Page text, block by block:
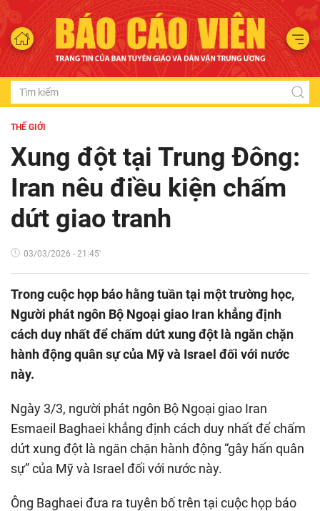
THẾ GIỚI
Xung đột tại Trung Đông:
Iran nêu điều kiện chấm
dứt giao tranh
03/03/2026 - 21:45'
Trong cuộc họp báo hằng tuần tại một trường học,
Người phát ngôn Bộ Ngoại giao Iran khẳng định
cách duy nhất để chấm dứt xung đột là ngăn chặn
hành động quân sự của Mỹ và Israel đối với nước
này.
Ngày 3/3, người phát ngôn Bộ Ngoại giao Iran
Esmaeil Baghaei khẳng định cách duy nhất để chấm
dứt xung đột là ngăn chặn hành động “gây hấn quân
sự” của Mỹ và Israel đối với nước này.
Ông Baghaei đưa ra tuyên bố trên tại cuộc họp báo